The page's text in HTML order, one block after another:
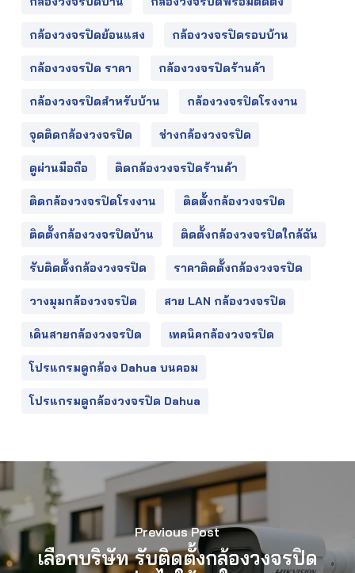
กล้องวงจรปิดย้อนแสง กล้องวงจรปิดรอบบ้าน
กล้องวงจรปิด ราคา กล้องวงจรปิดร้านค้า
กล้องวงจรปิดสำหรับบ้าน กล้องวงจรปิดโรงงาน
จุดติดกล้องวงจรปิด ช่างกล้องวงจรปิด
ดูผ่านมือถือ ติดกล้องวงจรปิดร้านค้า
ติดกล้องวงจรปิดโรงงาน ติดตั้งกล้องวงจรปิด
ติดตั้งกล้องวงจรปิดบ้าน ติดตั้งกล้องวงจรปิดใกล้ฉัน
รับติดตั้งกล้องวงจรปิด ราคาติดตั้งกล้องวงจรปิด
วางมุมกล้องวงจรปิด สาย LAN กล้องวงจรปิด
เดินสายกล้องวงจรปิด เทคนิคกล้องวงจรปิด
โปรแกรมดูกล้อง Dahua บนคอม
โปรแกรมดูกล้องวงจรปิด Dahua
Previous Post
เลือกบริษัท รับติดตั้งกล้องวงจรปิด